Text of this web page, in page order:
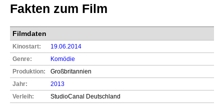
Fakten zum Film
Filmdaten
Kinostart:
19.06.2014
Genre:
Komödie
Produktion:
Großbritannien
Jahr:
2013
Verleih:
StudioCanal Deutschland